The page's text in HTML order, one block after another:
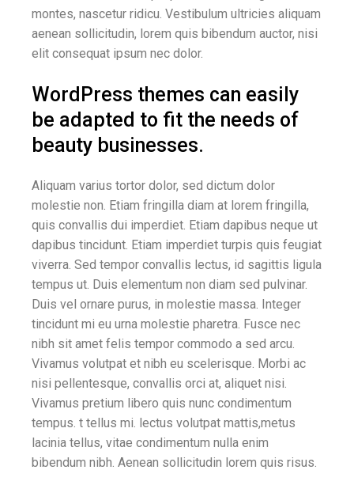
montes, nascetur ridicu. Vestibulum ultricies aliquam
aenean sollicitudin, lorem quis bibendum auctor, nisi
elit consequat ipsum nec dolor.
WordPress themes can easily
be adapted to fit the needs of
beauty businesses.
Aliquam varius tortor dolor, sed dictum dolor
molestie non. Etiam fringilla diam at lorem fringilla,
quis convallis dui imperdiet. Etiam dapibus neque ut
dapibus tincidunt. Etiam imperdiet turpis quis feugiat
viverra. Sed tempor convallis lectus, id sagittis ligula
tempus ut. Duis elementum non diam sed pulvinar.
Duis vel ornare purus, in molestie massa. Integer
tincidunt mi eu urna molestie pharetra. Fusce nec
nibh sit amet felis tempor commodo a sed arcu.
Vivamus volutpat et nibh eu scelerisque. Morbi ac
nisi pellentesque, convallis orci at, aliquet nisi.
Vivamus pretium libero quis nunc condimentum
tempus. t tellus mi. lectus volutpat mattis,metus
lacinia tellus, vitae condimentum nulla enim
bibendum nibh. Aenean sollicitudin lorem quis risus.